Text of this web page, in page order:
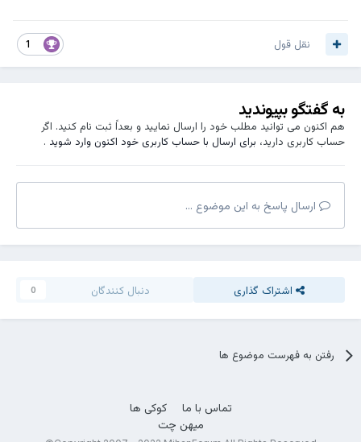
نقل قول
به گفتگو بپیوندید
هم اکنون می توانید مطلب خود را ارسال نمایید و بعداً ثبت نام کنید. اگر
حساب کاربری دارید، برای ارسال با حساب کاربری خود اکنون وارد شوید.
ارسال پاسخ به این موضوع ...
اشتراک گذاری دنبال کنندگان 0
رفتن به فهرست موضوع ها
تماس با ما
کوکی ها
میهن چت